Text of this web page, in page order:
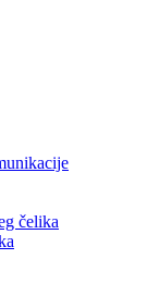
čelika